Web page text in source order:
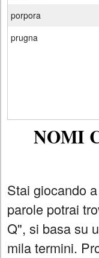
porpora
prugna
NOMI
Stai giocando
parole potrai
Q", si basa su
mila termini.